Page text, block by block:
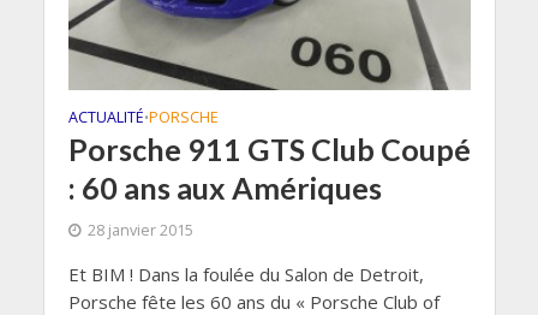
ACTUALITÉ•PORSCHE
Porsche 911 GTS Club Coupé
: 60 ans aux Amériques
28 janvier 2015
Et BIM ! Dans la foulée du Salon de Detroit,
Porsche fête les 60 ans du « Porsche Club of